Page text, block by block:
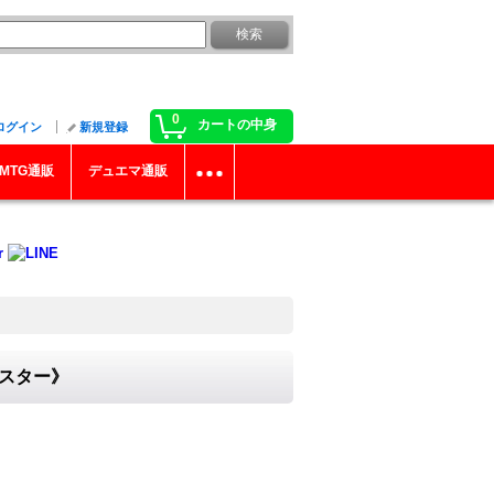
0 カートの中身
グイン 新規登録
MTG通販 デュエマ通販
ター》